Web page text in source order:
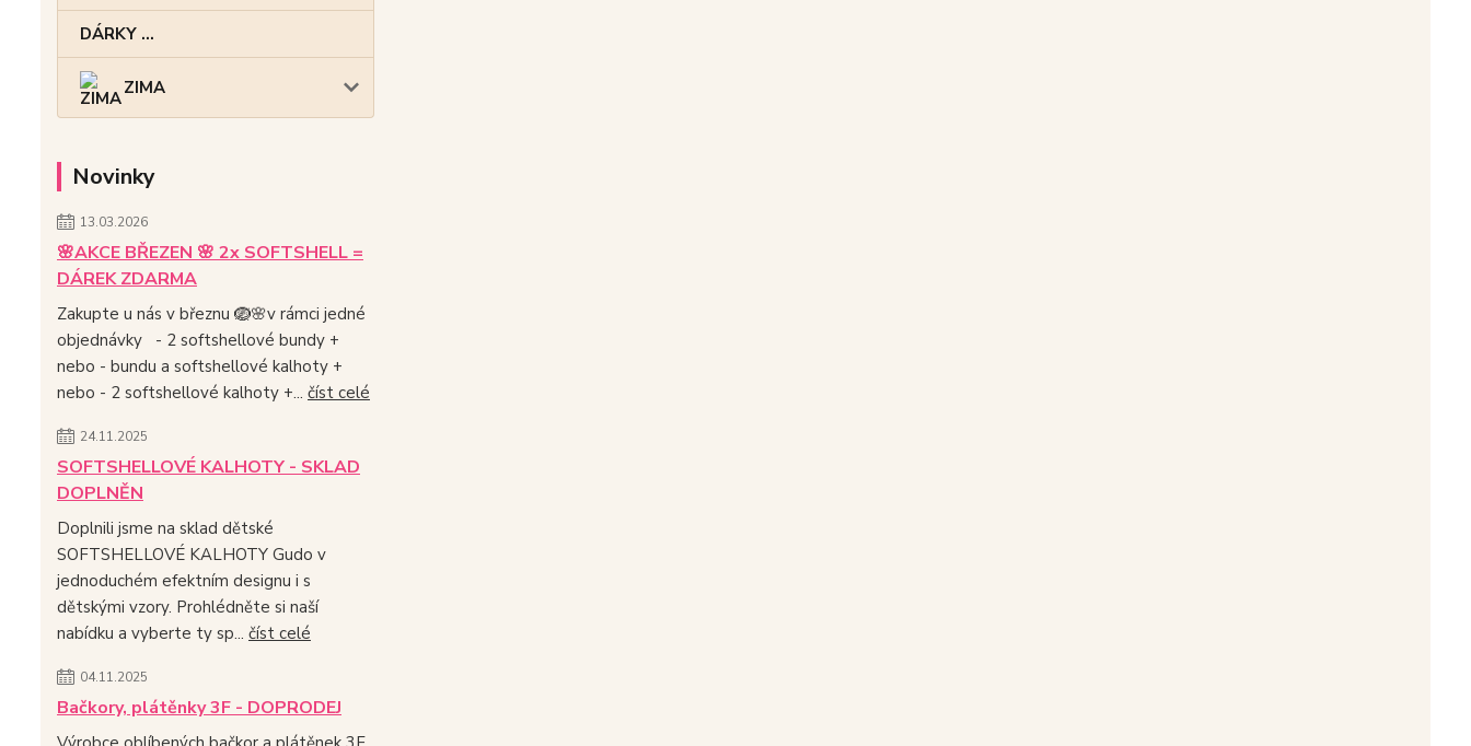
DÁRKY ...
ZIMA
Novinky
13.03.2026
🌸AKCE BŘEZEN 🌸 2x SOFTSHELL =
DÁREK ZDARMA
Zakupte u nás v březnu 🪺🌸v rámci jedné
objednávky - 2 softshellové bundy +
nebo - bundu a softshellové kalhoty +
nebo - 2 softshellové kalhoty +... číst celé
24.11.2025
SOFTSHELLOVÉ KALHOTY - SKLAD
DOPLNĚN
Doplnili jsme na sklad dětské
SOFTSHELLOVÉ KALHOTY Gudo v
jednoduchém efektním designu i s
dětskými vzory. Prohlédněte si naší
nabídku a vyberte ty sp... číst celé
04.11.2025
Bačkory, plátěnky 3F - DOPRODEJ